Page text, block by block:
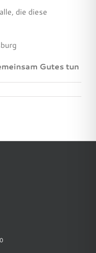
die diese
Gutes tun